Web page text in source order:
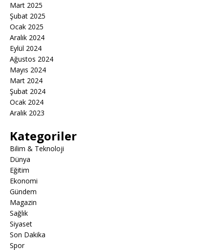
Mart 2025
Şubat 2025
Ocak 2025
Aralık 2024
Eylül 2024
Ağustos 2024
Mayıs 2024
Mart 2024
Şubat 2024
Ocak 2024
Aralık 2023
Kategoriler
Bilim & Teknoloji
Dünya
Eğitim
Ekonomi
Gündem
Magazin
Sağlık
Siyaset
Son Dakika
Spor